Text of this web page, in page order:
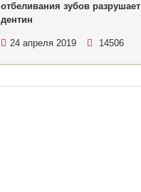
отбеливания зубов разрушает
дентин
24 апреля 2019 14506